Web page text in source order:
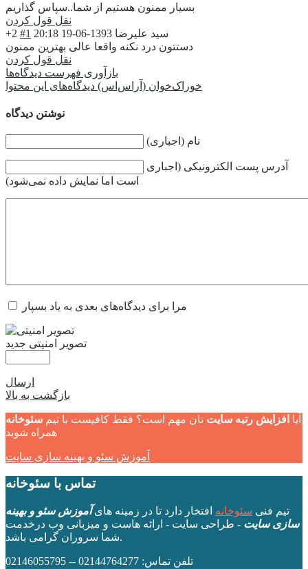
بسیار ممنون هستیم از شما..سپاس گذاریم
نقل قول کردن
+2 #1 سید علیرضا 1393-06-19 20:18
دستتون درد نکنه واقعا عالی بهترین ممنون
نقل قول کردن
بازآوری فهرست دیدگاه‌ها
خوراک‌خوان (آراس‌اس) دیدگاه‌های این محتوا
نوشتن دیدگاه
نام (اجباری)
آدرس پست الکترونیکی (اجباری
است اما نمایش داده نمی‌شود)
مرا برای دیدگاه‌های بعدی به یاد بسپار
تصویر امنیتی جدید
ارسال
بازگشت به بالا
آیا افزایش رتبه سایت تان مهم است؟ فقط کافیست با تیم سئوخانه
همراه شوید
آموزش سئو و بهینه سازی سایت
تماس با سئوخانه
تیم فنی سئوخانه افتخار دارد تا در زمینه هایآموزش سئو و بهینه
سازی سایت - طراحی سایت - ارائه هاست و میزبانی وب درخدمت
شما سروران گرامی باشد.
تلفن تماس: 02144764277 -- 02146055795